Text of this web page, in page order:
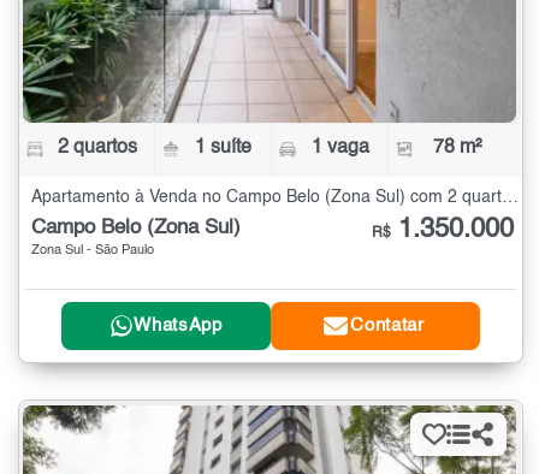
2 quartos 1 suíte 1 vaga 78 m²
Apartamento à Venda no Campo Belo (Zona Sul) com 2 quartos - 78 m²
Campo Belo (Zona Sul)
Zona Sul - São Paulo
R$ 1.350.000
WhatsApp Contatar